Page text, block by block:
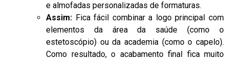
e almofadas personalizadas de formaturas.
Assim: Fica fácil combinar a logo principal com
elementos da área da saúde (como o
estetoscópio) ou da academia (como o capelo).
Como resultado, o acabamento final fica muito